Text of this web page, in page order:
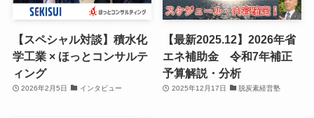
【スペシャル対談】積水化
学工業 × ほっとコンサルテ
ィング
2026年2月5日 インタビュー
【最新2025.12】2026年省
エネ補助金 令和7年補正
予算解説・分析
2025年12月17日 脱炭素経営塾